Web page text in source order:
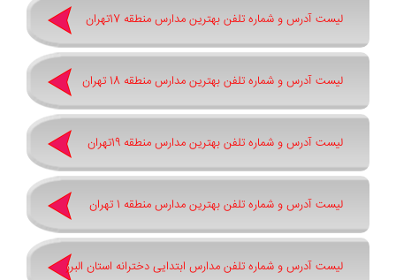
لیست آدرس و شماره تلفن بهترین مدارس منطقه 17تهران
لیست آدرس و شماره تلفن بهترین مدارس منطقه 18 تهران
لیست آدرس و شماره تلفن بهترین مدارس منطقه 19تهران
لیست آدرس و شماره تلفن بهترین مدارس منطقه 1 تهران
لیست آدرس و شماره تلفن مدارس ابتدایی دخترانه استان البرز